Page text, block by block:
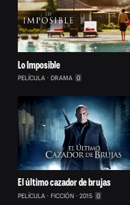
Lo Imposible
PELÍCULA DRAMA 0
El último cazador de brujas
PELÍCULA FICCIÓN 2015 0